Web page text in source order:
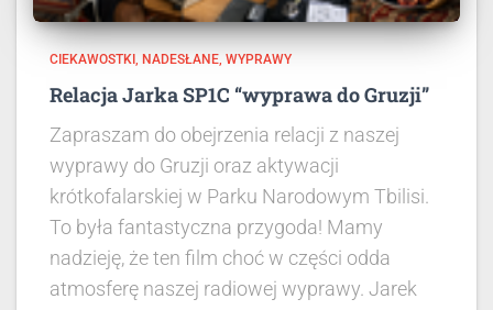
CIEKAWOSTKI NADESŁANE WYPRAWY
Relacja Jarka SP1C “wyprawa do Gruzji”
Zapraszam do obejrzenia relacji z naszej
wyprawy do Gruzji oraz aktywacji
krótkofalarskiej w Parku Narodowym Tbilisi.
To była fantastyczna przygoda! Mamy
nadzieję, że ten film choć w części odda
atmosferę naszej radiowej wyprawy. Jarek